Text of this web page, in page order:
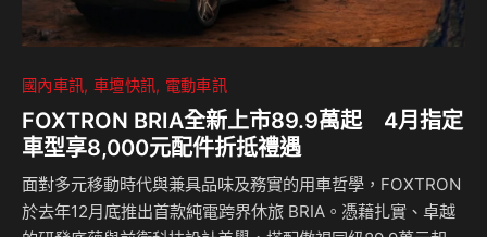
國內車訊 車壇快訊 電動車訊
FOXTRON BRIA全新上市89.9萬起 4月指定
車型享8,000元配件折抵禮遇
面對多元移動時代與兼具品味及務實的用車哲學，FOXTRON
於去年12月底推出首款純電跨界休旅 BRIA。憑藉扎實、卓越